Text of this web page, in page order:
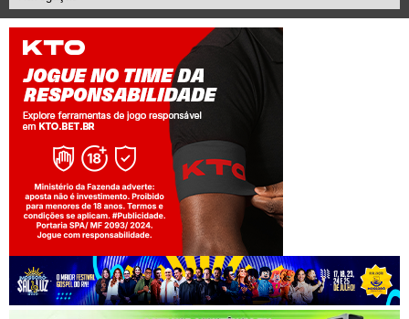
Jogue com responsabilidade. 18+